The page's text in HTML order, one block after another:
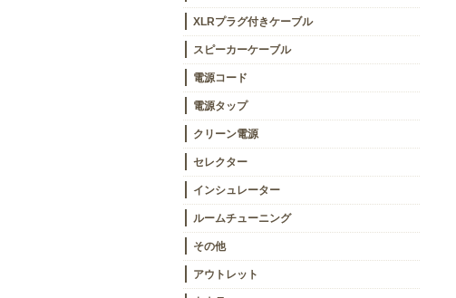
XLRプラグ付きケーブル
スピーカーケーブル
電源コード
電源タップ
クリーン電源
セレクター
インシュレーター
ルームチューニング
その他
アウトレット